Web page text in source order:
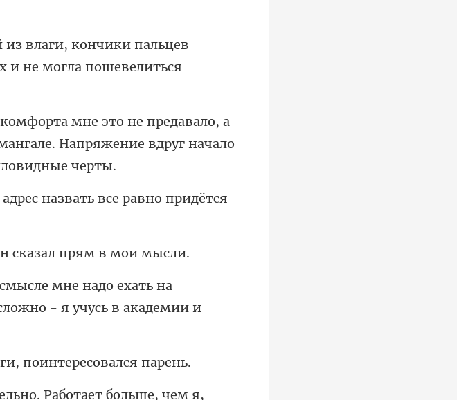
нчики пальцев
о, а
Напряжение
назвать все равно придё
ска
ехать на
п